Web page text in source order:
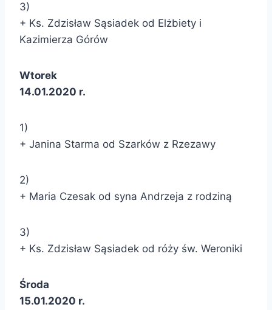
3)
+ Ks. Zdzisław Sąsiadek od Elżbiety i
Kazimierza Górów
Wtorek
14.01.2020 r.
1)
+ Janina Starma od Szarków z Rzezawy
2)
+ Maria Czesak od syna Andrzeja z rodziną
3)
+ Ks. Zdzisław Sąsiadek od róży św. Weroniki
Środa
15.01.2020 r.